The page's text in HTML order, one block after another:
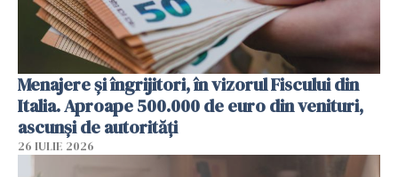
Menajere și îngrijitori, în vizorul Fiscului din
Italia. Aproape 500.000 de euro din venituri,
ascunși de autorități
26 IULIE 2026